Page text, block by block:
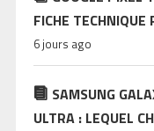
FICHE TECHNIQUE
6 jours ago
SAMSUNG
ULTRA : LEQUEL